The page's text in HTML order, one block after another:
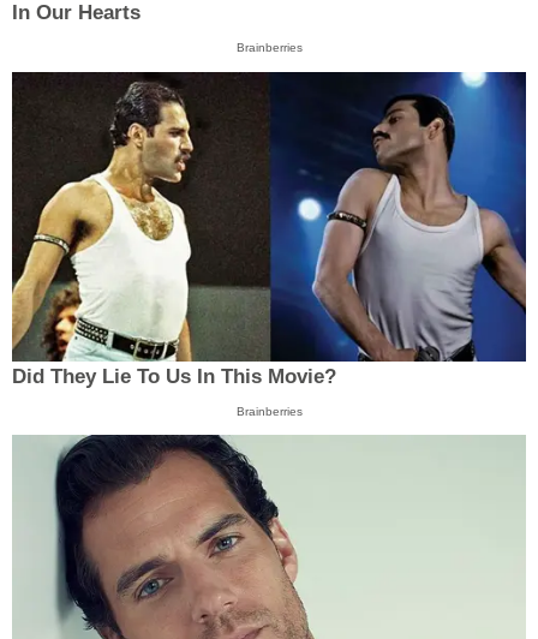
In Our Hearts
Brainberries
Did They Lie To Us In This Movie?
Brainberries